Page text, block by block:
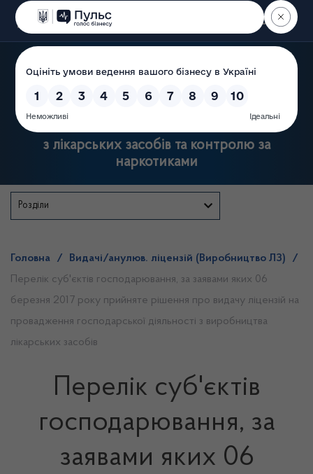
Пошук
Державна служба України
з лікарських засобів та контролю за
наркотиками
Розділи
Головна / Видачі/анулюв. ліцензій (Виробництво ЛЗ)
/
Перелік суб'єктів господарювання, за заявами яких 06
березня 2017 року прийняте рішення про видачу ліцензій на
провадження господарської діяльності з виробництва
лікарських засобів
Перелік суб'єктів
господарювання, за
заявами яких 06